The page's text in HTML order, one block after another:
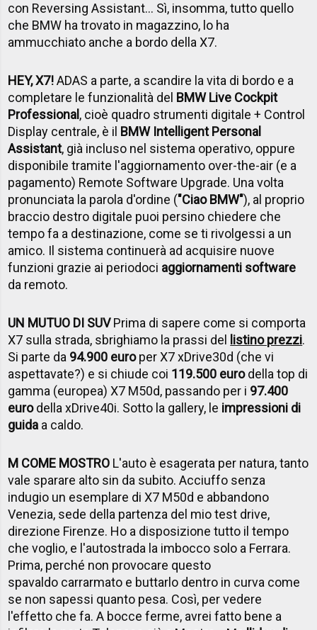
con Reversing Assistant... Sì, insomma, tutto quello
che BMW ha trovato in magazzino, lo ha
ammucchiato anche a bordo della X7.
HEY, X7!ADAS a parte, a scandire la vita di bordo e a
completare le funzionalità del BMW Live Cockpit
Professional , cioè quadro strumenti digitale + Control
Display centrale, è il BMW Intelligent Personal
Assistant, già incluso nel sistema operativo, oppure
disponibile tramite l'aggiornamento over-the-air (e a
pagamento) Remote Software Upgrade. Una volta
pronunciata la parola d'ordine ("Ciao BMW"), al proprio
braccio destro digitale puoi persino chiedere che
tempo fa a destinazione, come se ti rivolgessi a un
amico. Il sistema continuerà ad acquisire nuove
funzioni grazie ai periodoci aggiornamenti software
da remoto.
UN MUTUO DI SUVPrima di sapere come si comporta
X7 sulla strada, sbrighiamo la prassi del
listino prezzi.
Si parte da 94.900 europer X7 xDrive30d (che vi
aspettavate?) e si chiude coi 119.500 eurodella top di
gamma (europea) X7 M50d, passando per i 97.400
eurodella xDrive40i. Sotto la gallery, le impressioni di
guida a caldo.
M COME MOSTRO L'auto è esagerata per natura, tanto
vale sparare alto sin da subito. Acciuffo senza
indugio un esemplare di X7 M50d e abbandono
Venezia, sede della partenza del mio test drive,
direzione Firenze. Ho a disposizione tutto il tempo
che voglio, e l'autostrada la imbocco solo a Ferrara.
Prima, perché non provocare questo
spavaldo carrarmato e buttarlo dentro in curva come
se non sapessi quanto pesa. Così, per vedere
l'effetto che fa. A bocce ferme, avrei fatto bene a